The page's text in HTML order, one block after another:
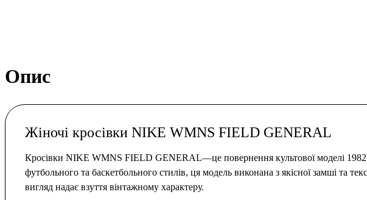
Опис
Жіночі кросівки NIKE WMNS FIELD GENERAL
Кросівки NIKE WMNS FIELD GENERAL—це повернення культової моделі
футбольного та баскетбольного стилів, ця модель виконана з якісної замші та
вигляд надає взуття вінтажному характеру.